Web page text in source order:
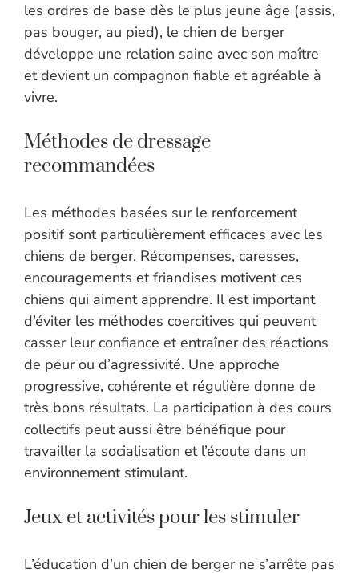
les ordres de base dès le plus jeune âge (assis,
pas bouger, au pied), le chien de berger
développe une relation saine avec son maître
et devient un compagnon fiable et agréable à
vivre.
Méthodes de dressage
recommandées
Les méthodes basées sur le renforcement
positif sont particulièrement efficaces avec les
chiens de berger. Récompenses, caresses,
encouragements et friandises motivent ces
chiens qui aiment apprendre. Il est important
d’éviter les méthodes coercitives qui peuvent
casser leur confiance et entraîner des réactions
de peur ou d’agressivité. Une approche
progressive, cohérente et régulière donne de
très bons résultats. La participation à des cours
collectifs peut aussi être bénéfique pour
travailler la socialisation et l’écoute dans un
environnement stimulant.
Jeux et activités pour les stimuler
L’éducation d’un chien de berger ne s’arrête pas